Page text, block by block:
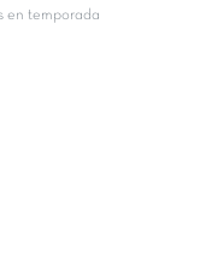
en temporada